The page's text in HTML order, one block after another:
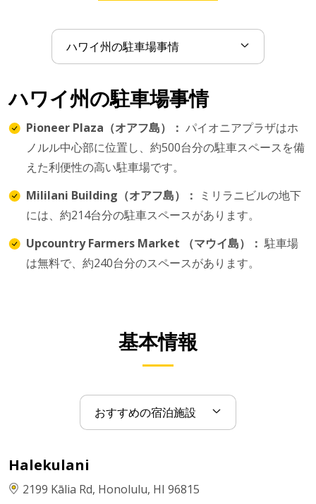
ハワイ州の駐車場事情
Pioneer Plaza（オアフ島）： パイオニアプラザはホ
ノルル中心部に位置し、約500台分の駐車スペースを備
えた利便性の高い駐車場です。
Mililani Building（オアフ島）：
ミリラニビルの地下
には、約214台分の駐車スペースがあります。
Upcountry Farmers Market （マウイ島）： 駐車場
は無料で、約240台分のスペースがあります。
基本情報
Halekulani
2199 Kālia Rd, Honolulu, HI 96815